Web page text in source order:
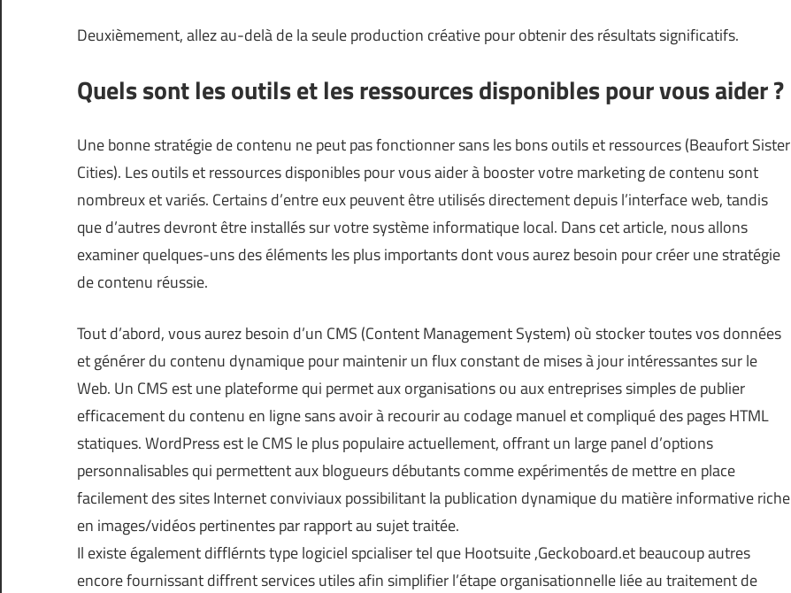
Deuxièmement, allez au-delà de la seule production créative pour obtenir des résultats significatifs.
Quels sont les outils et les ressources disponibles pour vous aider ?
Une bonne stratégie de contenu ne peut pas fonctionner sans les bons outils et ressources (Beaufort Sister
Cities). Les outils et ressources disponibles pour vous aider à booster votre marketing de contenu sont
nombreux et variés. Certains d’entre eux peuvent être utilisés directement depuis l’interface web, tandis
que d’autres devront être installés sur votre système informatique local. Dans cet article, nous allons
examiner quelques-uns des éléments les plus importants dont vous aurez besoin pour créer une stratégie
de contenu réussie.
Tout d’abord, vous aurez besoin d’un CMS (Content Management System) où stocker toutes vos données
et générer du contenu dynamique pour maintenir un flux constant de mises à jour intéressantes sur le
Web. Un CMS est une plateforme qui permet aux organisations ou aux entreprises simples de publier
efficacement du contenu en ligne sans avoir à recourir au codage manuel et compliqué des pages HTML
statiques. WordPress est le CMS le plus populaire actuellement, offrant un large panel d’options
personnalisables qui permettent aux blogueurs débutants comme expérimentés de mettre en place
facilement des sites Internet conviviaux possibilitant la publication dynamique du matière informative riche
en images/vidéos pertinentes par rapport au sujet traitée.
Il existe également difflérnts type logiciel spcialiser tel que Hootsuite ,Geckoboard.et beaucoup autres
encore fournissant diffrent services utiles afin simplifier l’étape organisationnelle liée au traitement de